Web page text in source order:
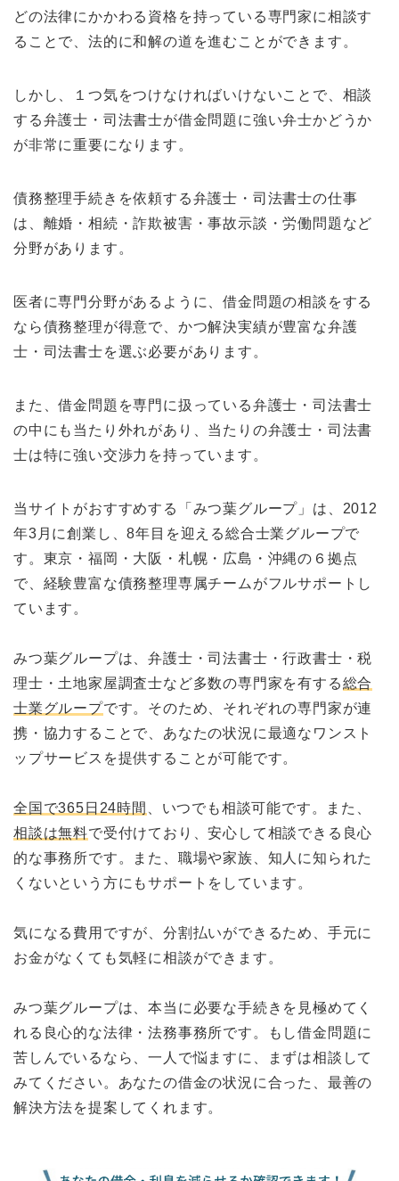
どの法律にかかわる資格を持っている専門家に相談す
ることで、法的に和解の道を進むことができます。
しかし、１つ気をつけなければいけないことで、相談
する弁護士・司法書士が借金問題に強い弁士かどうか
が非常に重要になります。
債務整理手続きを依頼する弁護士・司法書士の仕事
は、離婚・相続・詐欺被害・事故示談・労働問題など
分野があります。
医者に専門分野があるように、借金問題の相談をする
なら債務整理が得意で、かつ解決実績が豊富な弁護
士・司法書士を選ぶ必要があります。
また、借金問題を専門に扱っている弁護士・司法書士
の中にも当たり外れがあり、当たりの弁護士・司法書
士は特に強い交渉力を持っています。
当サイトがおすすめする「みつ葉グループ」は、2012
年3月に創業し、8年目を迎える総合士業グループで
す。東京・福岡・大阪・札幌・広島・沖縄の６拠点
で、経験豊富な債務整理専属チームがフルサポートし
ています。
みつ葉グループは、弁護士・司法書士・行政書士・税
理士・土地家屋調査士など多数の専門家を有する総合
士業グループです。そのため、それぞれの専門家が連
携・協力することで、あなたの状況に最適なワンスト
ップサービスを提供することが可能です。
全国で365日24時間
、いつでも相談可能です。また、
相談は無料で受付けており、安心して相談できる良心
的な事務所です。また、職場や家族、知人に知られた
くないという方にもサポートをしています。
気になる費用ですが、分割払いができるため、手元に
お金がなくても気軽に相談ができます。
みつ葉グループは、本当に必要な手続きを見極めてく
れる良心的な法律・法務事務所です。もし借金問題に
苦しんでいるなら、一人で悩ますに、まずは相談して
みてください。あなたの借金の状況に合った、最善の
解決方法を提案してくれます。